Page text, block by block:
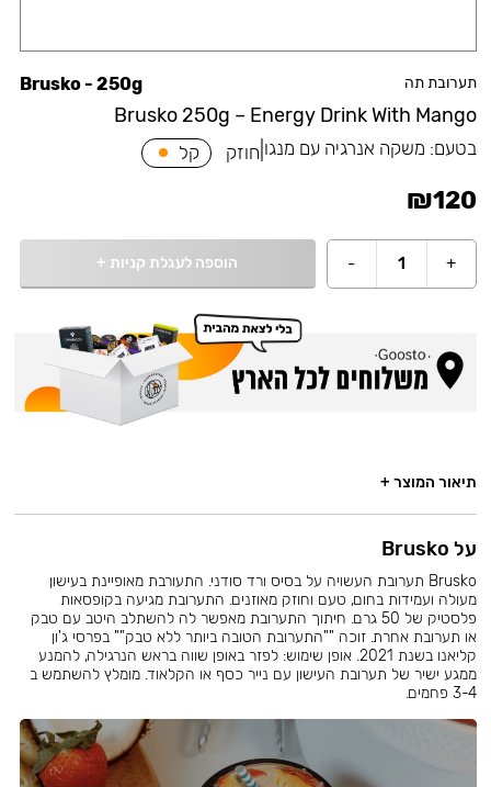
תערובת תה
Brusko 250g – Energy Drink With Mango
Brusko - 250g
בטעם: משקה אנרגיה עם מנגו חוזק קל
₪120
+
1
- הוספה לעגלת קניות +
תיאור המוצר +
על Brusko
Brusko תערובת העשויה על בסיס ורד סודני. התעורבת מאופיינת בעישון
מעולה ועמידות בחום, טעם וחוזק מאוזנים. התערובת מגיעה בקופסאות
פלסטיק של 50 גרם. חיתוך התערובת מאפשר לה להשתלב היטב עם טבק
או תערובת אחרת. זוכה ""התערובת הטובה ביותר ללא טבק"" בפרסי ג'ון
קליאנו בשנת 2021. אופן שימוש: לפזר באופן שווה בראש הנרגילה, להמנע
ממגע ישיר של תערובת העישון עם נייר כסף או הקלאוד. מומלץ להשתמש ב
3-4 פחמים.